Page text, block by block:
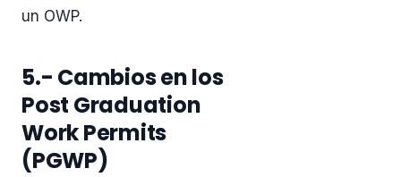
un OWP.
5.- Cambios en los
Post Graduation
Work Permits
(PGWP)